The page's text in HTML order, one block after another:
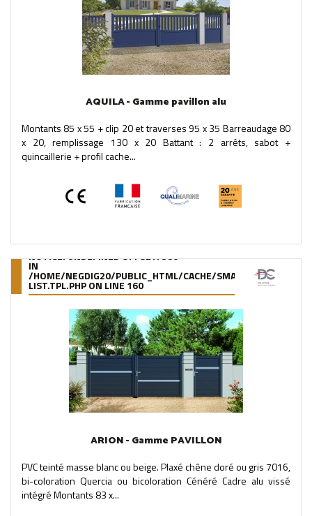
AQUILA - Gamme pavillon alu
Montants 85 x 55 + clip 20 et traverses 95 x 35 Barreaudage 80
x 20, remplissage 130 x 20 Battant : 2 arrêts, sabot +
quincaillerie + profil cache...
NOTICE: UNDEFINED OFFSET: 380
IN
/HOME/NEGDIG20/PUBLIC_HTML/CACHE/SMARTY/
LIST.TPL.PHPON LINE 160
ARION - Gamme PAVILLON
PVC teinté masse blanc ou beige. Plaxé chêne doré ou gris 7016,
bi-coloration Quercia ou bicoloration Cénéré Cadre alu vissé
intégré Montants 83 x...